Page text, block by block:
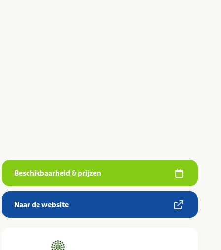
Beschikbaarheid & prijzen
Naar de website